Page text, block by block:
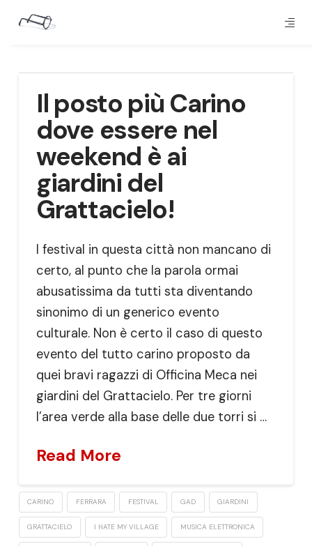
Il posto più Carino
dove essere nel
weekend è ai
giardini del
Grattacielo!
I festival in questa città non mancano di
certo, al punto che la parola ormai
abusatissima da tutti sta diventando
sinonimo di un generico evento
culturale. Non è certo il caso di questo
evento del tutto carino proposto da
quei bravi ragazzi di Officina Meca nei
giardini del Grattacielo. Per tre giorni
l’area verde alla base delle due torri si …
Read More
CARINO FERRARA FESTIVAL GAD GIARDINI
GRATTACIELO I HATE MY VILLAGE MUSICA ELETTRONICA